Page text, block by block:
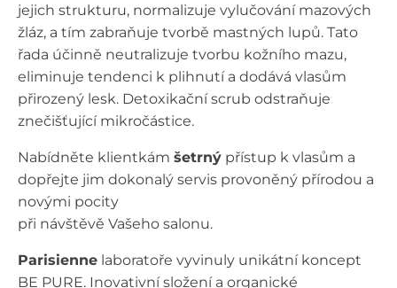
jejich strukturu, normalizuje vylučování mazových
žláz, a tím zabraňuje tvorbě mastných lupů. Tato
řada účinně neutralizuje tvorbu kožního mazu,
eliminuje tendenci k plihnutí a dodává vlasům
přirozený lesk. Detoxikační scrub odstraňuje
znečišťující mikročástice.
Nabídněte klientkám šetrný přístup k vlasům a
dopřejte jim dokonalý servis provoněný přírodou a
novými pocity
při návštěvě Vašeho salonu.
Parisienne laboratoře vyvinuly unikátní koncept
BE PURE. Inovativní složení a organické